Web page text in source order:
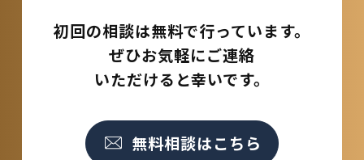
初回の相談は無料で行っています。
ぜひお気軽にご連絡
いただけると幸いです。
無料相談はこちら